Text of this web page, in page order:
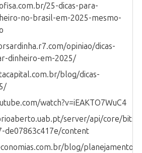
25-dicas-para-
no-brasil-em-2025-mesmo-
opiniao/dicas-
dinheiro-em-2025/
blog/dicas-
watch?v=iEAKTO7WuC4
server/api/core/
de07863c417e/content
blog/planejamento-